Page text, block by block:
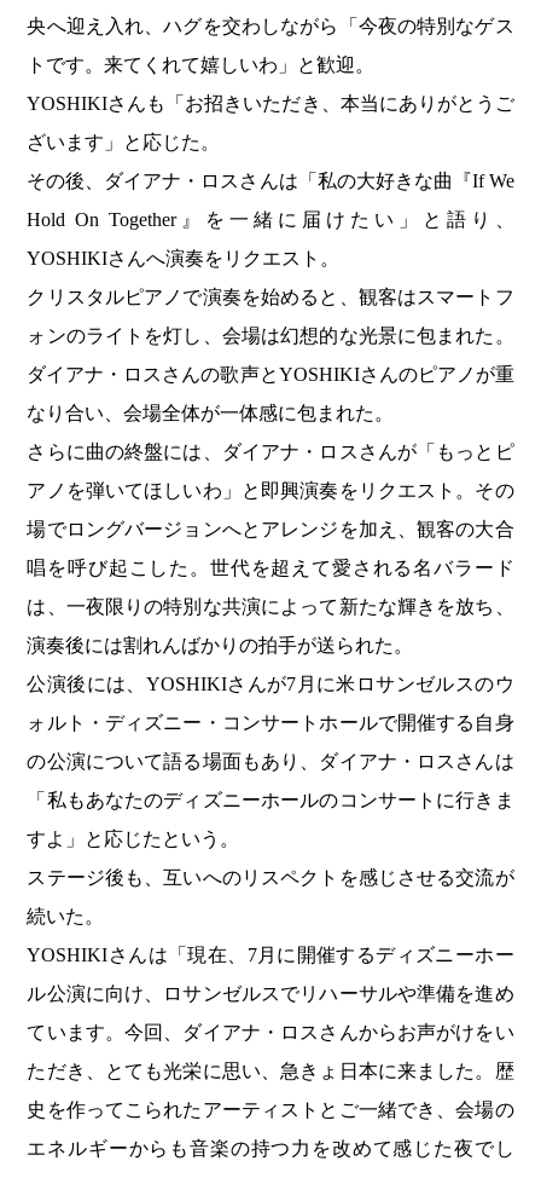
央へ迎え入れ、ハグを交わしながら「今夜の特別なゲス
トです。来てくれて嬉しいわ」と歓迎。
YOSHIKIさんも「お招きいただき、本当にありがとうご
ざいます」と応じた。
その後、ダイアナ・ロスさんは「私の大好きな曲『If We
Hold On Together』を一緒に届けたい」と語り、
YOSHIKIさんへ演奏をリクエスト。
クリスタルピアノで演奏を始めると、観客はスマートフ
ォンのライトを灯し、会場は幻想的な光景に包まれた。
ダイアナ・ロスさんの歌声とYOSHIKIさんのピアノが重
なり合い、会場全体が一体感に包まれた。
さらに曲の終盤には、ダイアナ・ロスさんが「もっとピ
アノを弾いてほしいわ」と即興演奏をリクエスト。その
場でロングバージョンへとアレンジを加え、観客の大合
唱を呼び起こした。世代を超えて愛される名バラード
は、一夜限りの特別な共演によって新たな輝きを放ち、
演奏後には割れんばかりの拍手が送られた。
公演後には、YOSHIKIさんが7月に米ロサンゼルスのウ
ォルト・ディズニー・コンサートホールで開催する自身
の公演について語る場面もあり、ダイアナ・ロスさんは
「私もあなたのディズニーホールのコンサートに行きま
すよ」と応じたという。
ステージ後も、互いへのリスペクトを感じさせる交流が
続いた。
YOSHIKIさんは「現在、7月に開催するディズニーホー
ル公演に向け、ロサンゼルスでリハーサルや準備を進め
ています。今回、ダイアナ・ロスさんからお声がけをい
ただき、とても光栄に思い、急きょ日本に来ました。歴
史を作ってこられたアーティストとご一緒でき、会場の
エネルギーからも音楽の持つ力を改めて感じた夜でし